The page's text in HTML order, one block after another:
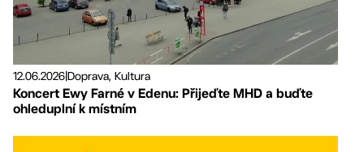
12.06.2026Doprava, Kultura
Koncert Ewy Farné v Edenu: Přijeďte MHD a buďte
ohleduplní k místním